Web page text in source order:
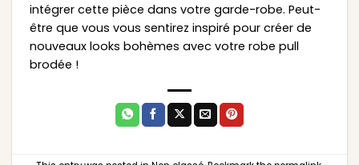
intégrer cette pièce dans votre garde-robe. Peut-
être que vous vous sentirez inspiré pour créer de
nouveaux looks bohèmes avec votre robe pull
brodée !